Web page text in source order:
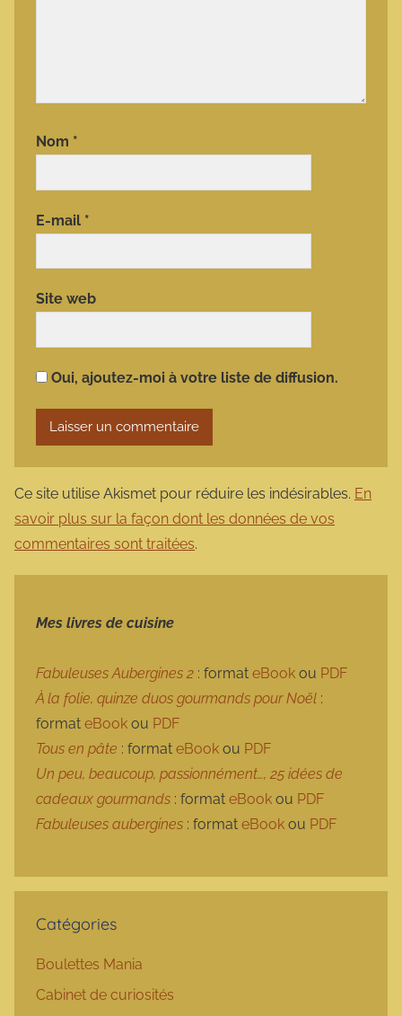
Nom *
E-mail *
Site web
Oui, ajoutez-moi à votre liste de diffusion.
Ce site utilise Akismet pour réduire les indésirables. En
savoir plus sur la façon dont les données de vos
commentaires sont traitées.
Mes livres de cuisine
Fabuleuses Aubergines 2 : format eBook ou PDF
À la folie, quinze duos gourmands pour Noël :
format eBook ou PDF
Tous en pâte : format eBook ou PDF
Un peu, beaucoup, passionnément…, 25 idées de
cadeaux gourmands : format eBook ou PDF
Fabuleuses aubergines : format eBook ou PDF
Catégories
Boulettes Mania
Cabinet de curiosités